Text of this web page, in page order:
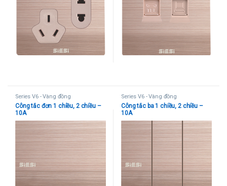
Series V6 - Vàng đồng
Công tắc đơn 1 chiều, 2 chiều –
10A
Series V6 - Vàng đồng
Công tắc ba 1 chiều, 2 chiều –
10A